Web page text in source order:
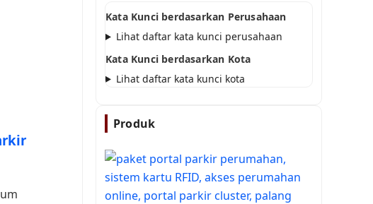
Kata Kunci berdasarkan Perusahaan
Lihat daftar kata kunci perusahaan
Kata Kunci berdasarkan Kota
Lihat daftar kata kunci kota
Produk